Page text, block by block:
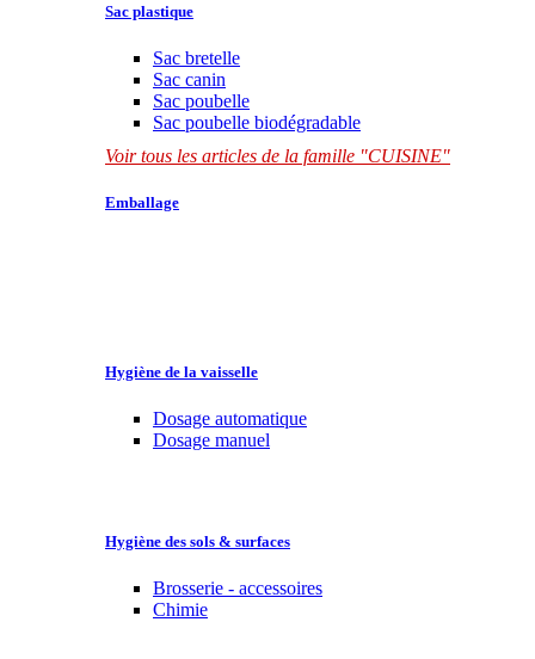
Sac plastique
Sac bretelle
Sac canin
Sac poubelle
Sac poubelle biodégradable
Voir tous les articles de la famille "CUISINE"
Emballage
Hygiène de la vaisselle
Dosage automatique
Dosage manuel
Hygiène des sols & surfaces
Brosserie - accessoires
Chimie